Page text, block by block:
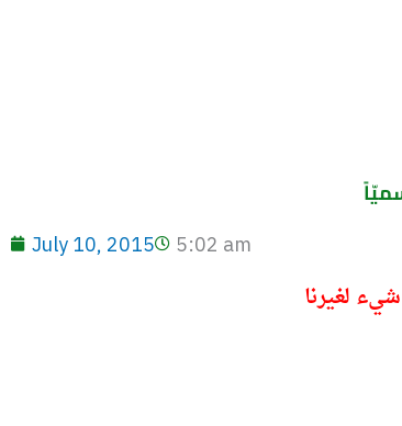
July 10, 2015 5:02 am
لغيرنا